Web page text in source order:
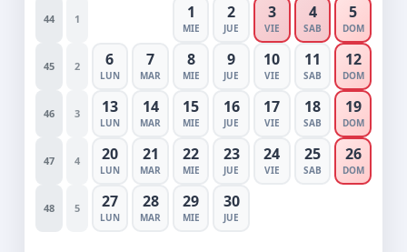
44 1 1
MIE
2
JUE
3
VIE
4
SAB
5
DOM
45 2 6
LUN
7
MAR
8
MIE
9
JUE
10
VIE
11
SAB
12
DOM
46 3 13
LUN
14
MAR
15
MIE
16
JUE
17
VIE
18
SAB
19
DOM
47 4 20
LUN
21
MAR
22
MIE
23
JUE
24
VIE
25
SAB
26
DOM
48 5 27
LUN
28
MAR
29
MIE
30
JUE